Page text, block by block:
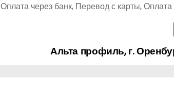
через банк, Перевод с карты,
Альта профиль, г.